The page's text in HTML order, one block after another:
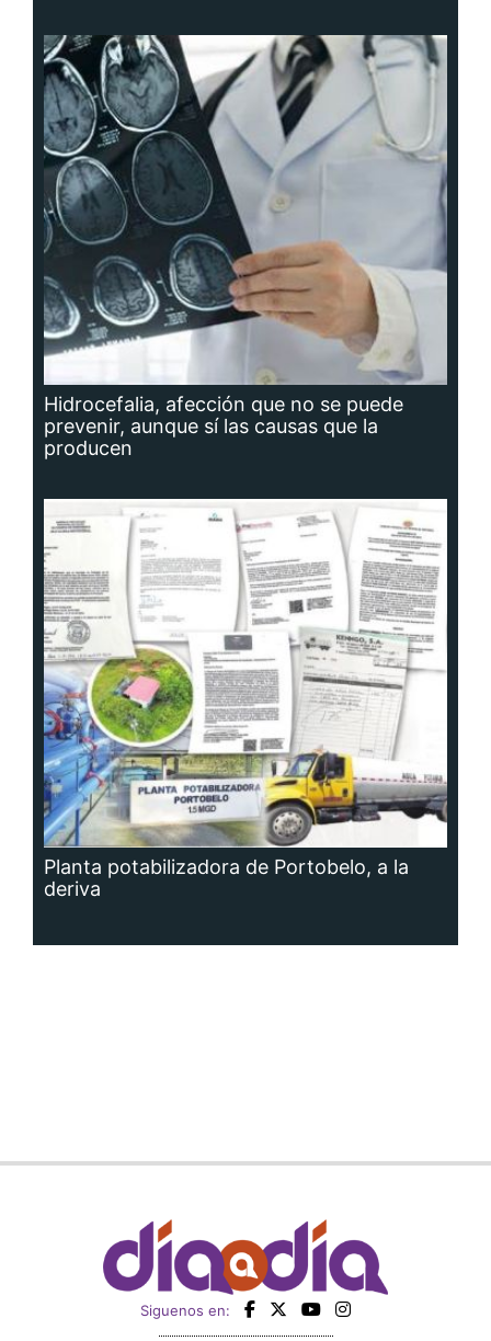
Hidrocefalia, afección que no se puede
prevenir, aunque sí las causas que la
producen
Planta potabilizadora de Portobelo, a la
deriva
Siguenos en: